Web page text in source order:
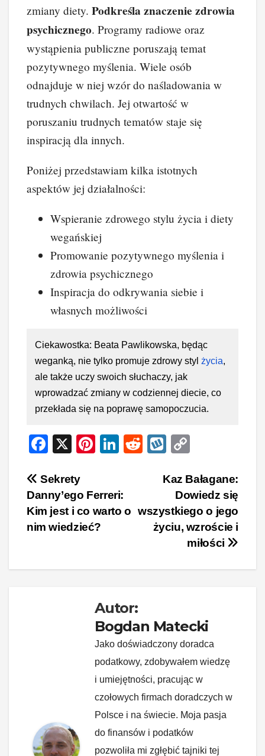
zmiany diety. Podkreśla znaczenie zdrowia
psychicznego. Programy radiowe oraz
wystąpienia publiczne poruszają temat
pozytywnego myślenia. Wiele osób
odnajduje w niej wzór do naśladowania w
trudnych chwilach. Jej otwartość w
poruszaniu trudnych tematów staje się
inspiracją dla innych.
Poniżej przedstawiam kilka istotnych
aspektów jej działalności:
Wspieranie zdrowego stylu życia i diety
wegańskiej
Promowanie pozytywnego myślenia i
zdrowia psychicznego
Inspiracja do odkrywania siebie i
własnych możliwości
Ciekawostka: Beata Pawlikowska, będąc
weganką, nie tylko promuje zdrowy styl życia,
ale także uczy swoich słuchaczy, jak
wprowadzać zmiany w codziennej diecie, co
przekłada się na poprawę samopoczucia.
F
c
e
b
k
X
Pi
e
st
Li
e
dI
R
t
W
o
p
p
y
Li
n
Nawigacja
wpisu
Kaz Bałagane:
Dowiedz się
wszystkiego o jego
życiu, wzroście i
miłości
Sekrety
Danny’ego Ferreri:
Kim jest i co warto o
nim wiedzieć?
Autor:
Bogdan Matecki
Jako doświadczony doradca
podatkowy, zdobywałem wiedzę
i umiejętności, pracując w
czołowych firmach doradczych w
Polsce i na świecie. Moja pasja
do finansów i podatków
pozwoliła mi zgłębić tajniki tej